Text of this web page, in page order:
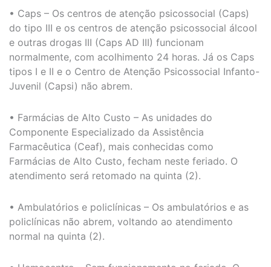
• Caps – Os centros de atenção psicossocial (Caps)
do tipo III e os centros de atenção psicossocial álcool
e outras drogas III (Caps AD III) funcionam
normalmente, com acolhimento 24 horas. Já os Caps
tipos I e II e o Centro de Atenção Psicossocial Infanto-
Juvenil (Capsi) não abrem.
• Farmácias de Alto Custo – As unidades do
Componente Especializado da Assistência
Farmacêutica (Ceaf), mais conhecidas como
Farmácias de Alto Custo, fecham neste feriado. O
atendimento será retomado na quinta (2).
• Ambulatórios e policlínicas – Os ambulatórios e as
policlínicas não abrem, voltando ao atendimento
normal na quinta (2).